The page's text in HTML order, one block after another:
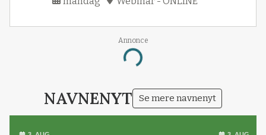
Annonce
Loading...
NAVNENYT Se mere navnenyt